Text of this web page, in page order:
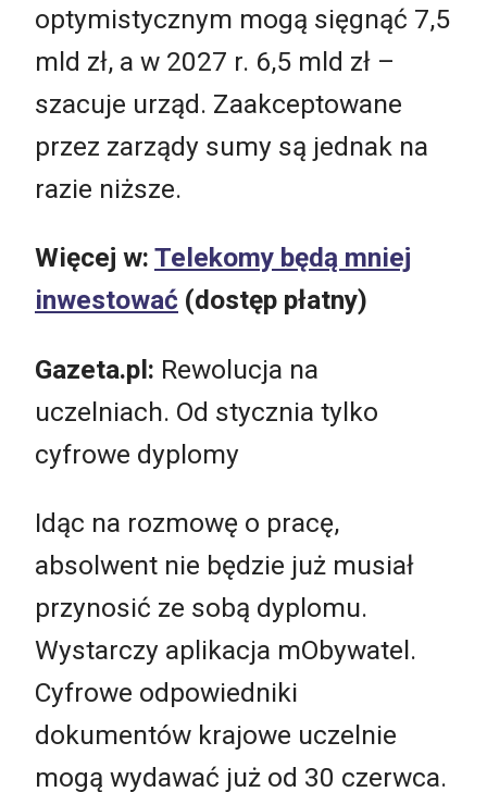
optymistycznym mogą sięgnąć 7,5
mld zł, a w 2027 r. 6,5 mld zł –
szacuje urząd. Zaakceptowane
przez zarządy sumy są jednak na
razie niższe.
Więcej w: Telekomy będą mniej
inwestować (dostęp płatny)
Gazeta.pl: Rewolucja na
uczelniach. Od stycznia tylko
cyfrowe dyplomy
Idąc na rozmowę o pracę,
absolwent nie będzie już musiał
przynosić ze sobą dyplomu.
Wystarczy aplikacja mObywatel.
Cyfrowe odpowiedniki
dokumentów krajowe uczelnie
mogą wydawać już od 30 czerwca.